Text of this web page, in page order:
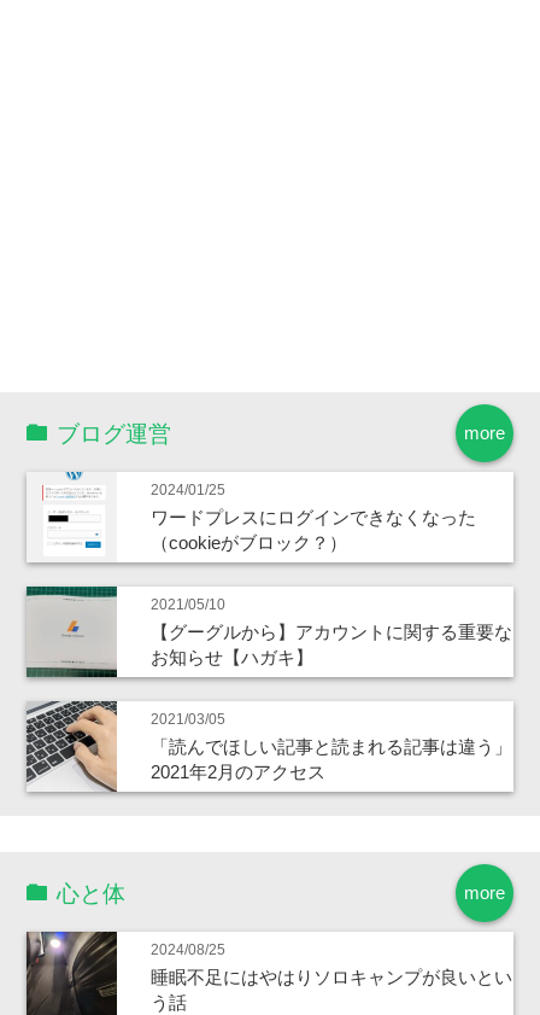
more
ブログ運営
2024/01/25
ワードプレスにログインできなくなった
（cookieがブロック？）
2021/05/10
【グーグルから】アカウントに関する重要な
お知らせ【ハガキ】
2021/03/05
「読んでほしい記事と読まれる記事は違う」
2021年2月のアクセス
more
心と体
2024/08/25
睡眠不足にはやはりソロキャンプが良いとい
う話